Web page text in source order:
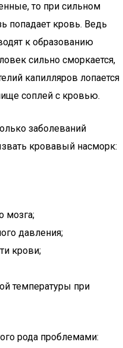
то при сильном
попадает кровь. Ведь
к образованию
сильно сморкается,
капилляров лопается
соплей с кровью.
заболеваний
кровавый насморк:
мозга;
давления;
крови;
температуры при
рода проблемами: